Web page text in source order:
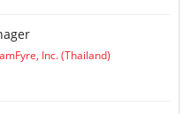
Inc. (Thailand)